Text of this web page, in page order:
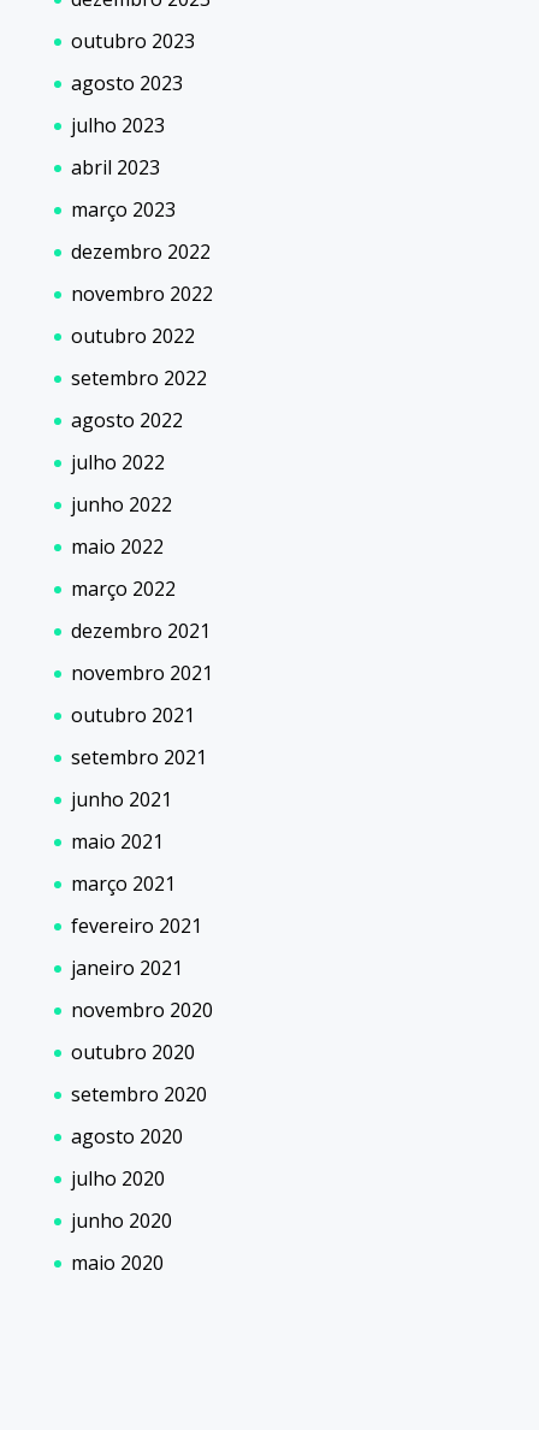
outubro 2023
agosto 2023
julho 2023
abril 2023
março 2023
dezembro 2022
novembro 2022
outubro 2022
setembro 2022
agosto 2022
julho 2022
junho 2022
maio 2022
março 2022
dezembro 2021
novembro 2021
outubro 2021
setembro 2021
junho 2021
maio 2021
março 2021
fevereiro 2021
janeiro 2021
novembro 2020
outubro 2020
setembro 2020
agosto 2020
julho 2020
junho 2020
maio 2020